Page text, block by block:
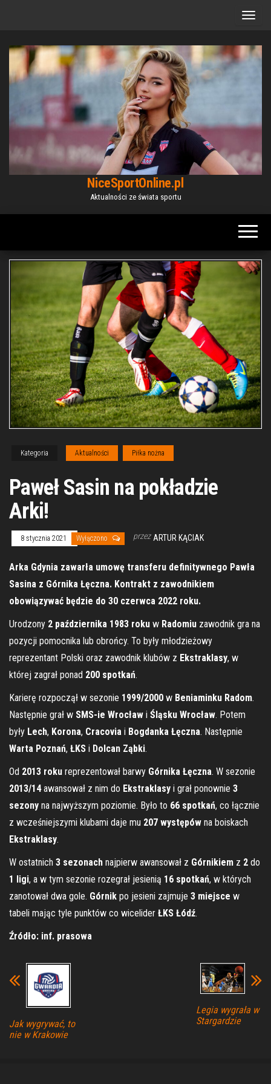
NiceSportOnline.pl
Aktualności ze świata sportu
Kategoria Aktualności Piłka nożna
Paweł Sasin na pokładzie
Arki!
8 stycznia 2021 Wyłączono przez ARTUR KĄCIAK
Arka Gdynia zawarła umowę transferu definitywnego Pawła
Sasina z Górnika Łęczna. Kontrakt z zawodnikiem
obowiązywać będzie do 30 czerwca 2022 roku.
Urodzony 2 października 1983 roku w Radomiu zawodnik gra na
pozycji pomocnika lub obrońcy. To były młodzieżowy
reprezentant Polski oraz zawodnik klubów z Ekstraklasy, w
której zagrał ponad 200 spotkań.
Karierę rozpoczął w sezonie 1999/2000 w Beniaminku Radom.
Następnie grał w SMS-ie Wrocław i Śląsku Wrocław. Potem
były Lech, Korona, Cracovia i Bogdanka Łęczna. Następnie
Warta Poznań, ŁKS i Dolcan Ząbki.
Od 2013 roku reprezentował barwy Górnika Łęczna. W sezonie
2013/14awansował z nim do Ekstraklasy i grał ponownie 3
sezony na najwyższym poziomie. Było to 66 spotkań, co łącznie
z wcześniejszymi klubami daje mu 207 występów na boiskach
Ekstraklasy.
W ostatnich 3 sezonach najpierw awansował z Górnikiem z 2 do
1 ligi, a w tym sezonie rozegrał jesienią 16 spotkań, w których
zanotował dwa gole. Górnik po jesieni zajmuje 3 miejsce w
tabeli mając tyle punktów co wicelider ŁKS Łódź.
Źródło: inf. prasowa
Jak wygrywać, to
nie w Krakowie
Legia wygrała w
Stargardzie